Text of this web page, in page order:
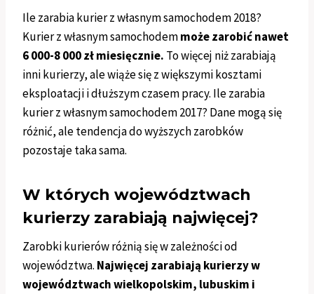
Ile zarabia kurier z własnym samochodem 2018?
Kurier z własnym samochodemmoże zarobić nawet
6 000-8 000 zł miesięcznie. To więcej niż zarabiają
inni kurierzy, ale wiąże się z większymi kosztami
eksploatacji i dłuższym czasem pracy. Ile zarabia
kurier z własnym samochodem 2017? Dane mogą się
różnić, ale tendencja do wyższych zarobków
pozostaje taka sama.
W których województwach
kurierzy zarabiają najwięcej?
Zarobki kurierów różnią się w zależności od
województwa. Najwięcej zarabiają kurierzy w
województwach wielkopolskim, lubuskim i